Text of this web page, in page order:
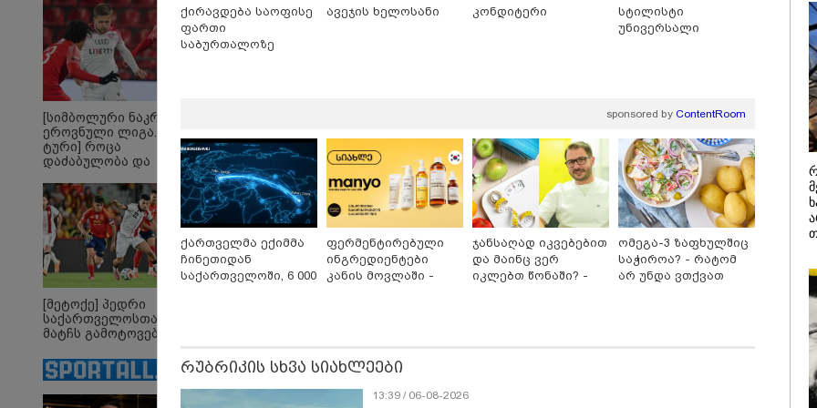
ადამიანი, რომელიც
ქართველი
წერს, რომ
მათ
გოგონა
რომ ადამიანის გასვენება
ტაძრიდან არ მოხდეს, ეს
მგლოვიარეს ისეთი
სიყვარულითა უნდა
ავუხსნათ, რომ შფოთვა
არ დაიბადოს" - დედა
16:02 / 03-08-
"15 წლის
4-ჯერ
დაწყებული
მადლობა
გარეშე ეს
კატეგორიის ყველა სიახლე
ტალანტების
ქვეყანაა"!
[სიმბოლური ნაკრები.
ეროვნული ლიგა. XXX
ტური] როცა
დაძაბულობა და
არიან...
[მეტოქე] პედრი
საქართველოსთან
მატჩს გამოტოვებს
ქირავდება საოფისე
ფართი
საბურთალოზე
ავეჯის ხელოსანი კონდიტერი
სტილისტი
უნივერსალი
sponsored by ContentRoom
ქართველმა ექიმმა
ჩინეთიდან
საქართველოში, 6 000
ფერმენტირებული
ინგრედიენტები
კანის მოვლაში -
ჯანსაღად იკვებებით
და მაინც ვერ
იკლებთ წონაში? -
ომეგა-3 ზაფხულშიც
საჭიროა? - რატომ
არ უნდა ვთქვათ
რუბრიკის სხვა სიახლეები
13:39 / 06-08-2026